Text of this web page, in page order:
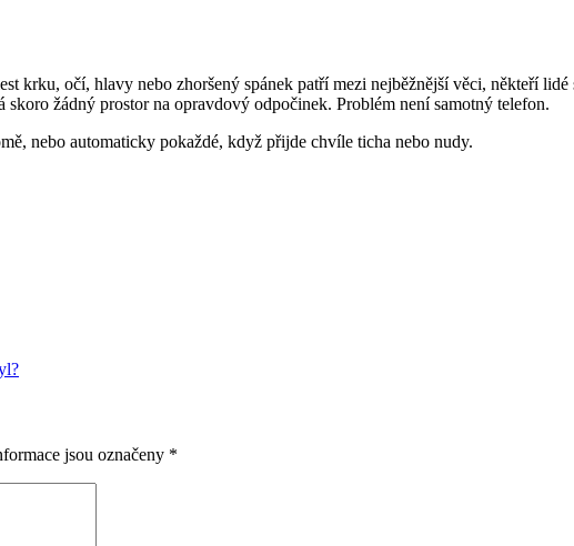
krku, očí, hlavy nebo zhoršený spánek patří mezi nejběžnější věci, někteří
žádný prostor na opravdový odpočinek. Problém není samotný telefon.
nebo automaticky pokaždé, když přijde chvíle ticha nebo nudy.
jsou označeny *